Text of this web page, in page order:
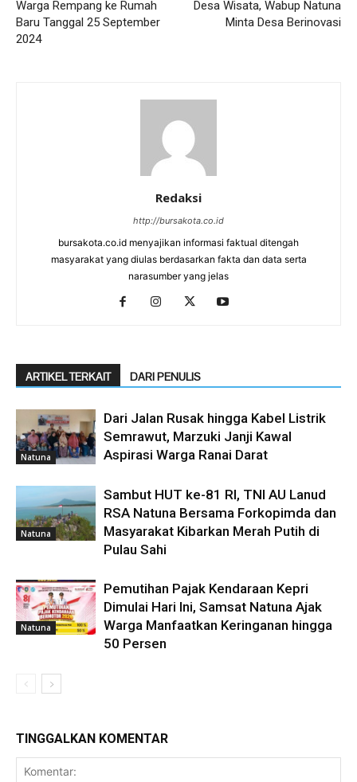
Warga Rempang ke Rumah
Baru Tanggal 25 September
2024
Desa Wisata, Wabup Natuna
Minta Desa Berinovasi
Redaksi
http://bursakota.co.id
bursakota.co.id menyajikan informasi faktual ditengah
masyarakat yang diulas berdasarkan fakta dan data serta
narasumber yang jelas
ARTIKEL TERKAIT DARI PENULIS
Natuna
Dari Jalan Rusak hingga Kabel Listrik
Semrawut, Marzuki Janji Kawal
Aspirasi Warga Ranai Darat
Natuna
Sambut HUT ke-81 RI, TNI AU Lanud
RSA Natuna Bersama Forkopimda dan
Masyarakat Kibarkan Merah Putih di
Pulau Sahi
Natuna
Pemutihan Pajak Kendaraan Kepri
Dimulai Hari Ini, Samsat Natuna Ajak
Warga Manfaatkan Keringanan hingga
50 Persen
TINGGALKAN KOMENTAR